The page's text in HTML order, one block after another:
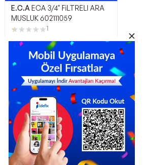
E.C.A ECA 3/4" FiLTRELI ARA
MUSLUK 602111059
1
390,82 TL
Sepette312,66TL